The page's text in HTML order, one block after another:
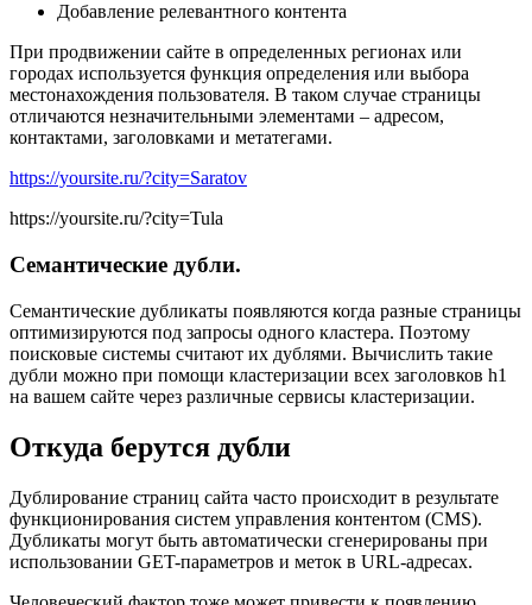
Добавление релевантного контента
При продвижении сайте в определенных регионах или
городах используется функция определения или выбора
местонахождения пользователя. В таком случае страницы
отличаются незначительными элементами – адресом,
контактами, заголовками и метатегами.
https://yoursite.ru/?city=Saratov
https://yoursite.ru/?city=Tula
Семантические дубли.
Семантические дубликаты появляются когда разные страницы
оптимизируются под запросы одного кластера. Поэтому
поисковые системы считают их дублями. Вычислить такие
дубли можно при помощи кластеризации всех заголовков h1
на вашем сайте через различные сервисы кластеризации.
Откуда берутся дубли
Дублирование страниц сайта часто происходит в результате
функционирования систем управления контентом (CMS).
Дубликаты могут быть автоматически сгенерированы при
использовании GET-параметров и меток в URL-адресах.